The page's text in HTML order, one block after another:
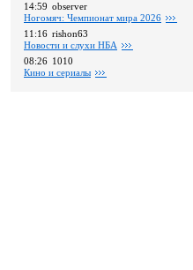
14:59 observer
Ногомяч: Чемпионат мира 2026
11:16 rishon63
Новости и слухи НБА
08:26 1010
Кино и сериалы